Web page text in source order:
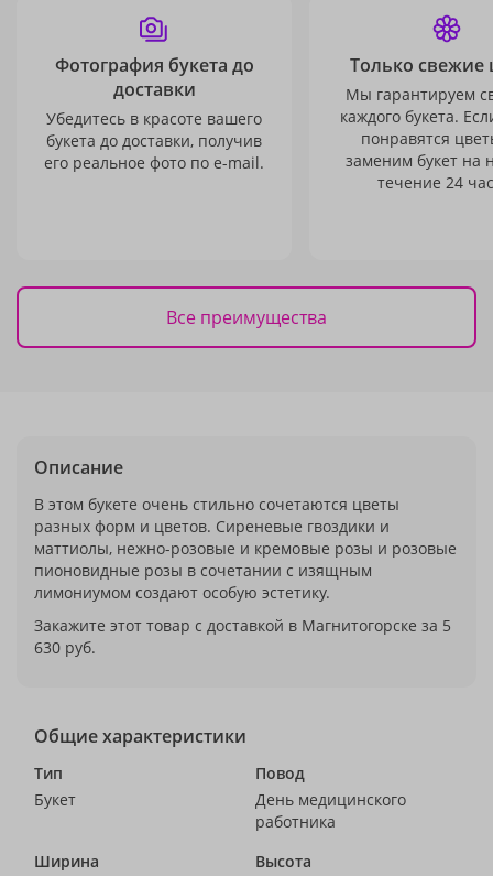
Фотография букета до
доставки
Убедитесь в красоте вашего
букета до доставки, получив
его реальное фото по e-mail.
Только свежие
Мы гарантируем
каждого букета.
понравятся
заменим букет на
течение 24
Все преимущества
Описание
В этом букете очень стильно сочетаются цветы
разных форм и цветов. Сиреневые гвоздики и
маттиолы, нежно-розовые и кремовые розы и розовые
пионовидные розы в сочетании с изящным
лимониумом создают особую эстетику.
Закажите этот товар с доставкой в Магнитогорске за 5
630 руб.
Общие характеристики
Тип
Букет
Повод
День медицинского
работника
Ширина
Высота